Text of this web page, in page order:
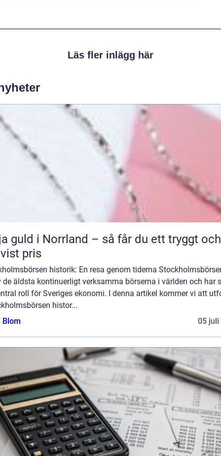
Läs fler inlägg här
guld i Norrland – så får du ett tryggt och
pris
historik: En resa genom tiderna
de äldsta kontinuerligt verksamma börserna i världen och har
roll för Sveriges ekonomi. I denna artikel kommer vi att
histor...
Blom
05 juli